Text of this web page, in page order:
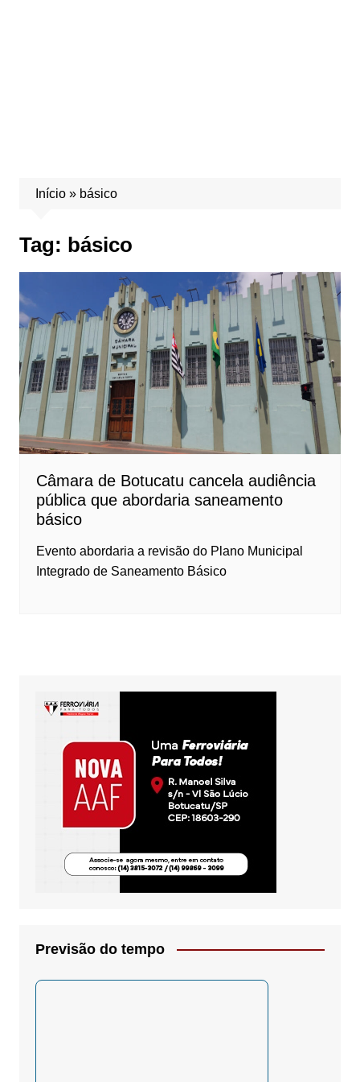
Início» básico
Tag: básico
Câmara de Botucatu cancela audiência
pública que abordaria saneamento
básico
Evento abordaria a revisão do Plano Municipal
Integrado de Saneamento Básico
Previsão do tempo